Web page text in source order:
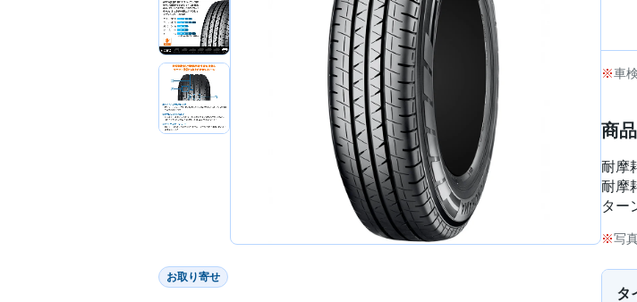
お取り寄せ
車
商
耐摩
耐摩
ター
写
タ